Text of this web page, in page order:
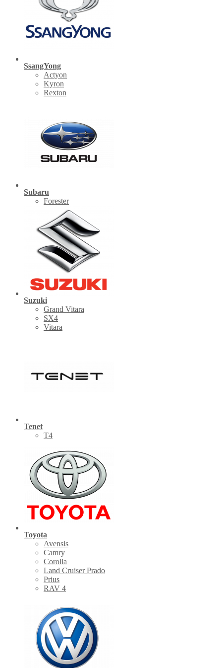
SsangYong
Actyon
Kyron
Rexton
Subaru
Forester
Suzuki
Grand Vitara
SX4
Vitara
Tenet
Т4
Toyota
Avensis
Camry
Corolla
Land Cruiser Prado
Prius
RAV 4